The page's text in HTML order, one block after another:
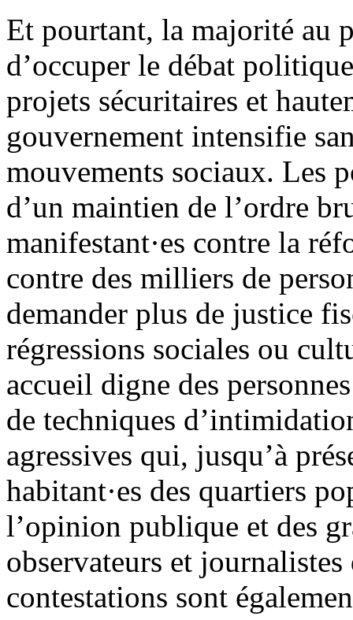
Et pourtant, la majorité au
d’occuper le débat
projets sécuritaires et
gouvernement intensifie
mouvements sociaux. Les
d’un maintien de l’ordre
manifestant·es contre la
contre des milliers de
demander plus de justice
régressions sociales ou
accueil digne des
de techniques
agressives qui, jusqu’à
habitant·es des quartiers
l’opinion publique et des
observateurs et
contestations sont